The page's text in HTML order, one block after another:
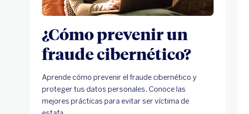
¿Cómo prevenir un
fraude cibernético?
Aprende cómo prevenir el fraude cibernético y
proteger tus datos personales. Conoce las
mejores prácticas para evitar ser víctima de